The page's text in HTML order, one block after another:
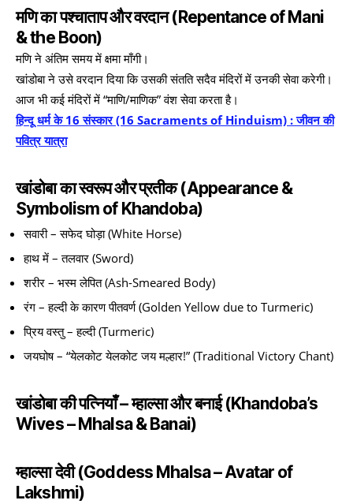
मणि का पश्चाताप और वरदान (Repentance of Mani
& the Boon)
मणि ने अंतिम समय में क्षमा माँगी।
खांडोबा ने उसे वरदान दिया कि उसकी संतति सदैव मंदिरों में उनकी सेवा करेगी।
आज भी कई मंदिरों में “माणि/माणिक” वंश सेवा करता है।
हिन्दू धर्म के 16 संस्कार (16 Sacraments of Hinduism) : जीवन की
पवित्र यात्रा
खांडोबा का स्वरूप और प्रतीक (Appearance &
Symbolism of Khandoba)
सवारी – सफेद घोड़ा (White Horse)
हाथ में – तलवार (Sword)
शरीर – भस्म लेपित (Ash-Smeared Body)
रंग – हल्दी के कारण पीतवर्ण (Golden Yellow due to Turmeric)
प्रिय वस्तु – हल्दी (Turmeric)
जयघोष – “येलकोट येलकोट जय मल्हार!” (Traditional Victory Chant)
खांडोबा की पत्नियाँ – म्हाल्सा और बनाई (Khandoba’s
Wives – Mhalsa & Banai)
म्हाल्सा देवी (Goddess Mhalsa – Avatar of
Lakshmi)